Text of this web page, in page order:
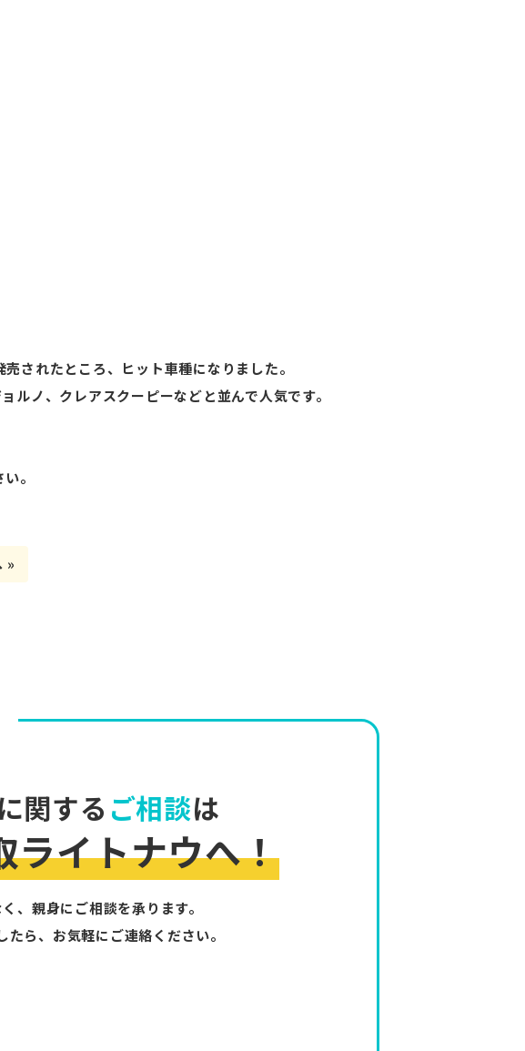
されたところ、ヒット車種になりました。
ルノ、クレアスクーピーなどと並んで人気です。
。
»
に関する ご相談は
ライトナウへ！
、親身にご相談を承ります。
ら、お気軽にご連絡ください。